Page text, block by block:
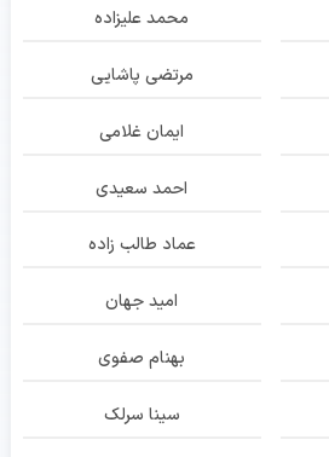
محمد علیزاده
مرتضی پاشایی
ایمان غلامی
احمد سعیدی
عماد طالب زاده
امید جهان
بهنام صفوی
سینا سرلک